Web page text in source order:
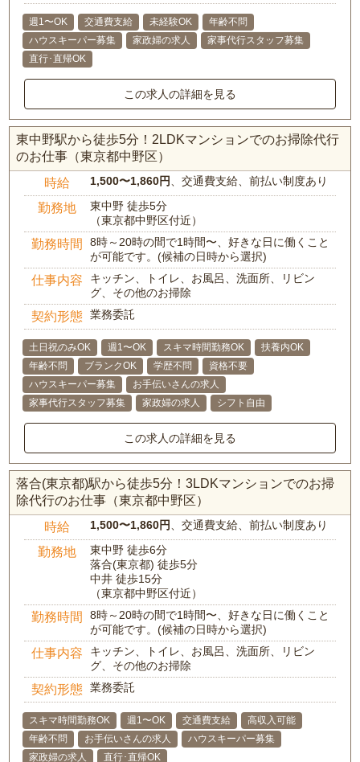
週1〜OK 交通費支給 未経験OK
年齢不問
ハウスキーパー募集
家政婦の求人
家事代行スタッフ募集
直行･直帰OK
この求人の詳細を見る
東中野駅から徒歩5分！2LDKマンションでのお掃除代行
のお仕事（東京都中野区）
時給 1,500〜1,860円、交通費支給、前払い制度あり
勤務地
東中野 徒歩5分
（東京都中野区付近）
勤務時間
8時～20時の間で1時間〜、好きな日に働くこと
が可能です。(候補の日時から選択)
仕事内容
キッチン、トイレ、お風呂、洗面所、リビン
グ、その他のお掃除
契約形態 業務委託
土日祝のみOK 週1〜OK スキマ時間勤務OK
扶養内OK
年齢不問
ブランクOK 学歴不問
資格不要
ハウスキーパー募集
お手伝いさんの求人
家事代行スタッフ募集
家政婦の求人 シフト自由
この求人の詳細を見る
落合(東京都)駅から徒歩5分！3LDKマンションでのお掃
除代行のお仕事（東京都中野区）
時給 1,500〜1,860円、交通費支給、前払い制度あり
勤務地
東中野 徒歩6分
落合(東京都) 徒歩5分
中井 徒歩15分
（東京都中野区付近）
勤務時間
8時～20時の間で1時間〜、好きな日に働くこと
が可能です。(候補の日時から選択)
仕事内容
キッチン、トイレ、お風呂、洗面所、リビン
グ、その他のお掃除
契約形態 業務委託
スキマ時間勤務OK 週1〜OK 交通費支給
高収入可能
年齢不問
お手伝いさんの求人
ハウスキーパー募集
家政婦の求人
直行･直帰OK